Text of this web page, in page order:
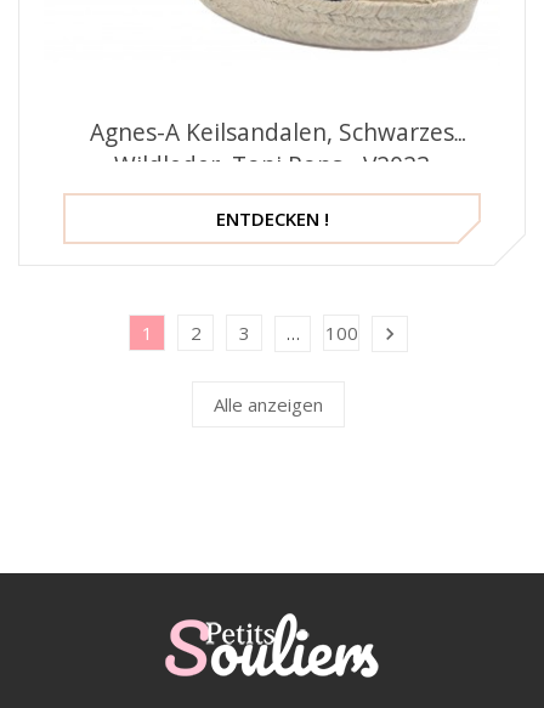
Agnes-A Keilsandalen, Schwarzes
Wildleder, Toni Pons - V2023
ENTDECKEN !
1 2 3 … 100 
Alle anzeigen